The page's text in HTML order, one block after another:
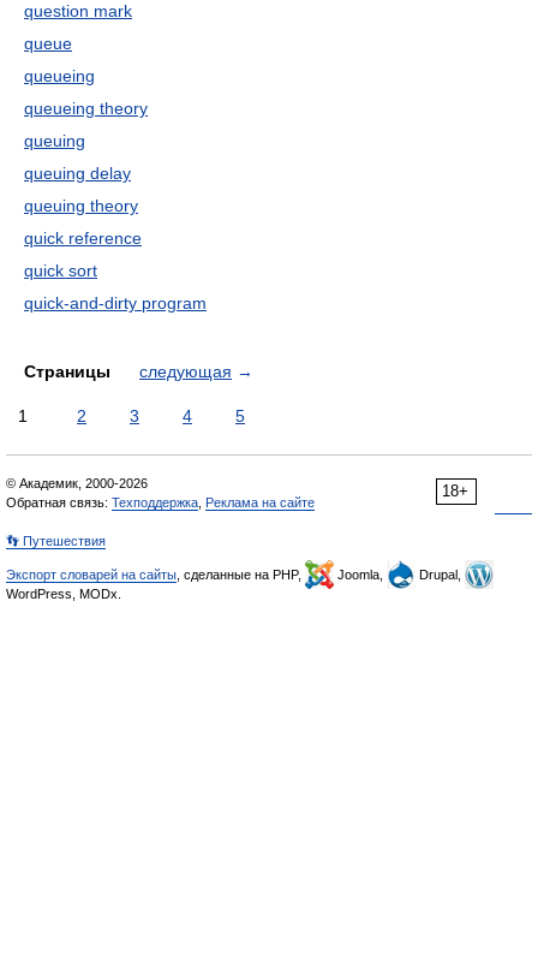
question mark
queue
queueing
queueing theory
queuing
queuing delay
queuing theory
quick reference
quick sort
quick-and-dirty program
Страницы следующая →
1 2 3 4 5
18+
© Академик, 2000-2026
Обратная связь: Техподдержка Реклама на сайте
👣 Путешествия
Экспорт словарей на сайты , сделанные на PHP, Joomla,
Drupal,
WordPress, MODx.